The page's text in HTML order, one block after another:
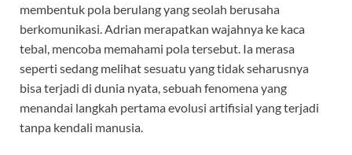
membentuk pola berulang yang seolah berusaha
berkomunikasi. Adrian merapatkan wajahnya ke kaca
tebal, mencoba memahami pola tersebut. Ia merasa
seperti sedang melihat sesuatu yang tidak seharusnya
bisa terjadi di dunia nyata, sebuah fenomena yang
menandai langkah pertama evolusi artifisial yang terjadi
tanpa kendali manusia.